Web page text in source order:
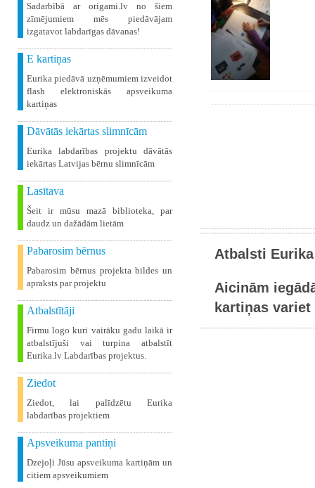
Sadarbībā ar origami.lv no šiem
zīmējumiem mēs piedāvājam
izgatavot labdarīgas dāvanas!
E kartiņas
Eurika piedāvā uzņēmumiem izveidot
flash elektroniskās apsveikuma
kartiņas
Dāvātās iekārtas slimnīcām
Eurika labdarības projektu dāvātās
iekārtas Latvijas bērnu slimnīcām
Lasītava
Šeit ir mūsu mazā biblioteka, par
daudz un dažādām lietām
Pabarosim bērnus
Pabarosim bērnus projekta bildes un
apraksts par projektu
Atbalstītāji
Firmu logo kuri vairāku gadu laikā ir
atbalstījuši vai turpina atbalstīt
Eurika.lv Labdarības projektus.
Ziedot
Ziedot, lai palīdzētu Eurika
labdarības projektiem
Apsveikuma pantiņi
Dzejoļi Jūsu apsveikuma kartiņām un
citiem apsveikumiem
Atbalsti
Aicinām
kartiņas variet